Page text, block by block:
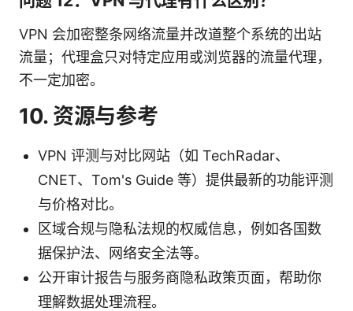
VPN 会加密整条网络流量并改道整个系统的出站
流量；代理盒只对特定应用或浏览器的流量代理，
不一定加密。
10. 资源与参考
VPN 评测与对比网站（如 TechRadar、
CNET、Tom's Guide 等）提供最新的功能评测
与价格对比。
区域合规与隐私法规的权威信息，例如各国数
据保护法、网络安全法等。
公开审计报告与服务商隐私政策页面，帮助你
理解数据处理流程。